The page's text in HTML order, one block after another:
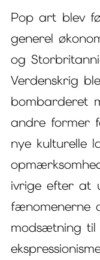
Pop art blev
generel
og
Verdenskrig
bombarderet
andre former
nye kulturelle
ivrige efter at
fænomenerne
modsætning